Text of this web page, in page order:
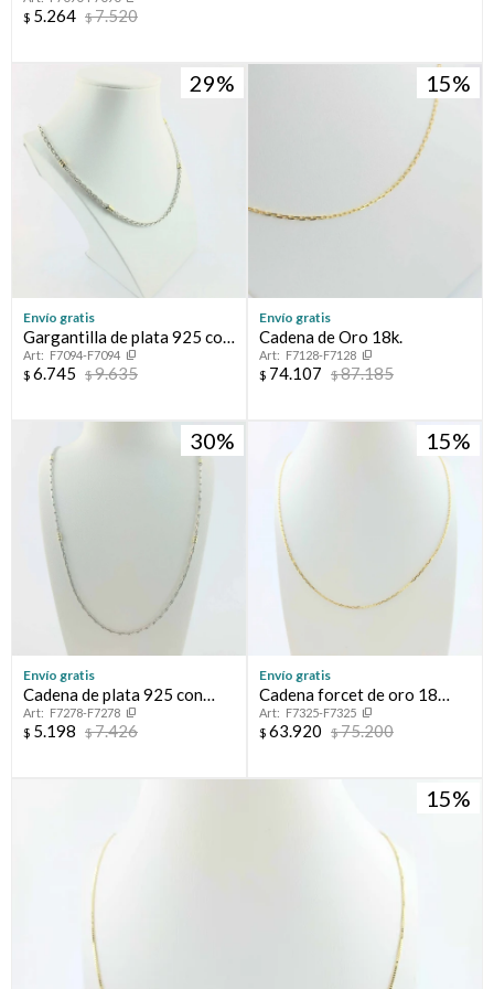
$ 5.264 $7.520
29
Envío gratis
Gargantilla de plata 925 con
double de oro 18k. 45cm
F7094-F7094
$ 6.745 $9.635
15
Envío gratis
Cadena de Oro 18k.
F7128-F7128
$ 74.107 $87.185
30
Envío gratis
Cadena de plata 925 con
double de oro 18k, 50 cm.
F7278-F7278
$ 5.198 $7.426
15
Envío gratis
Cadena forcet de oro 18
ktes.F7325-F7325
$ 63.920 $75.200
15